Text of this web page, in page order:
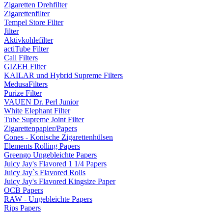
Zigaretten Drehfilter
Zigarettenfilter
Tempel Store Filter
Jilter
Aktivkohlefilter
actiTube Filter
Cali Filters
GIZEH Filter
KAILAR und Hybrid Supreme Filters
MedusaFilters
Purize Filter
VAUEN Dr. Perl Junior
White Elephant Filter
Tube Supreme Joint Filter
Zigarettenpapier/Papers
Cones - Konische Zigarettenhülsen
Elements Rolling Papers
Greengo Ungebleichte Papers
Juicy Jay's Flavored 1 1/4 Papers
Juicy Jay`s Flavored Rolls
Juicy Jay's Flavored Kingsize Paper
OCB Papers
RAW - Ungebleichte Papers
Rips Papers